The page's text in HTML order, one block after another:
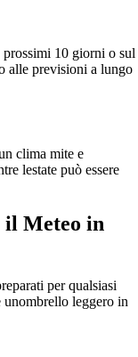
10 giorni o sul
alle previsioni a lungo
clima mite e
lestate può essere
Meteo in
per qualsiasi
unombrello leggero in